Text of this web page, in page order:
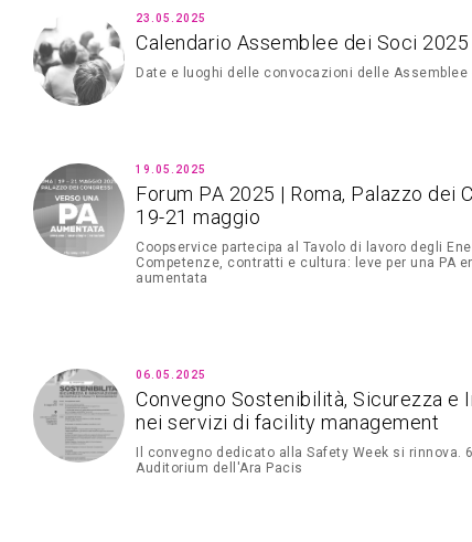
23.05.2025
Calendario Assemblee dei Soci 2025
Date e luoghi delle convocazioni delle Assemblee
19.05.2025
Forum PA 2025 | Roma, Palazzo dei
19-21 maggio
Coopservice partecipa al Tavolo di lavoro degli
Competenze, contratti e cultura: leve per una PA
aumentata
06.05.2025
Convegno Sostenibilità, Sicurezza e
nei servizi di facility management
Il convegno dedicato alla Safety Week si rinnova.
Auditorium dell'Ara Pacis